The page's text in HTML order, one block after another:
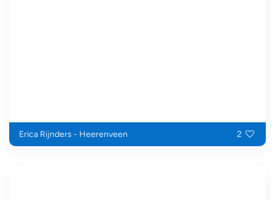
Erica Rijnders - Heerenveen 2